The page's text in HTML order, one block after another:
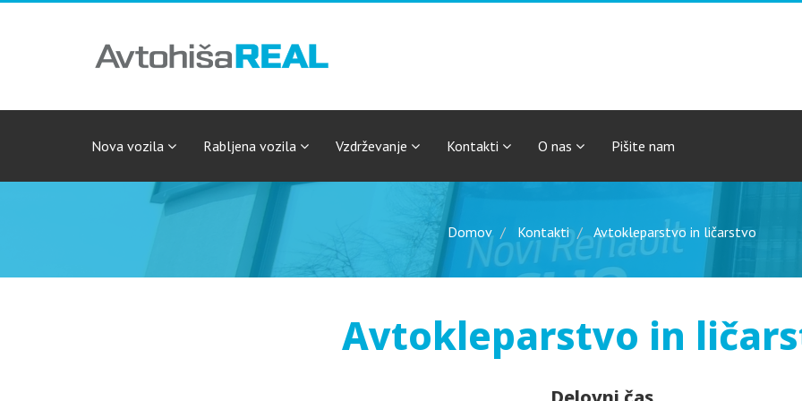
Nova vozila Rabljena vozila Vzdrževanje Kontakti O nas Pišite nam
Domov Kontakti Avtokleparstvo in ličarstvo
Avtokleparstvo in